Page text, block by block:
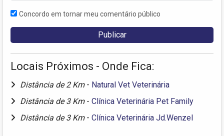
Concordo em tornar meu comentário público
Locais Próximos - Onde Fica:
Distância de 2 Km - Natural Vet Veterinária
Distância de 3 Km - Clínica Veterinária Pet Family
Distância de 3 Km - Clínica Veterinária Jd.Wenzel